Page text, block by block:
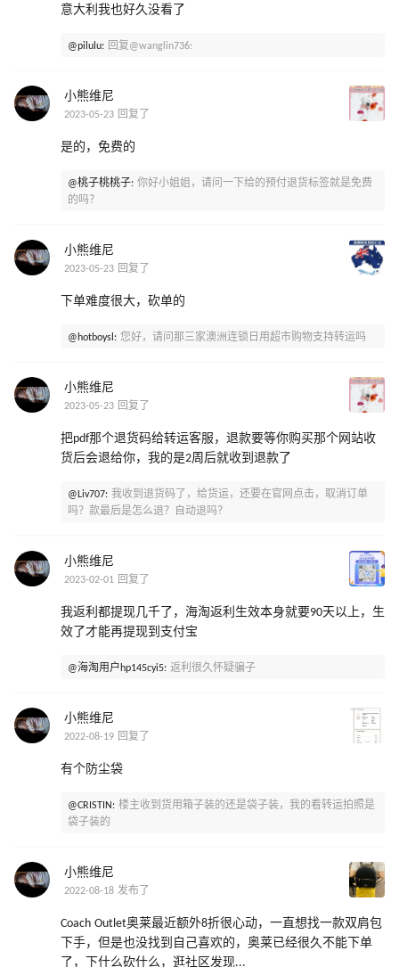
意大利我也好久没看了
@pilulu: 回复@wanglin736:
小熊维尼
2023-05-23 回复了
是的，免费的
@桃子桃桃子: 你好小姐姐，请问一下给的预付退货标签就是免费
的吗？
小熊维尼
2023-05-23 回复了
下单难度很大，砍单的
@hotboysl: 您好，请问那三家澳洲连锁日用超市购物支持转运吗
小熊维尼
2023-05-23 回复了
把pdf那个退货码给转运客服，退款要等你购买那个网站收
货后会退给你，我的是2周后就收到退款了
@Liv707: 我收到退货码了，给货运，还要在官网点击，取消订单
吗？款最后是怎么退？自动退吗？
小熊维尼
2023-02-01 回复了
我返利都提现几千了，海淘返利生效本身就要90天以上，生
效了才能再提现到支付宝
@海淘用户hp145cyi5: 返利很久怀疑骗子
小熊维尼
2022-08-19 回复了
有个防尘袋
@CRISTIN: 楼主收到货用箱子装的还是袋子装，我的看转运拍照是
袋子装的
小熊维尼
2022-08-18 发布了
Coach Outlet奥莱最近额外8折很心动，一直想找一款双肩包
下手，但是也没找到自己喜欢的，奥莱已经很久不能下单
了，下什么砍什么，逛社区发现...